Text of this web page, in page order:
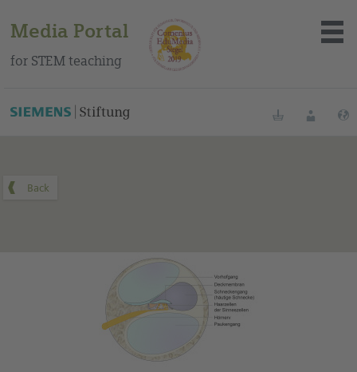
Media Portal
for STEM teaching
About the portal
BookmarksLogin
You can find this medium on our Spanish education portal